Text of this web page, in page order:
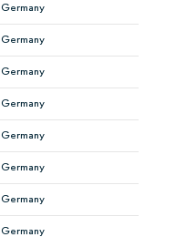
Germany
Germany
Germany
Germany
Germany
Germany
Germany
Germany